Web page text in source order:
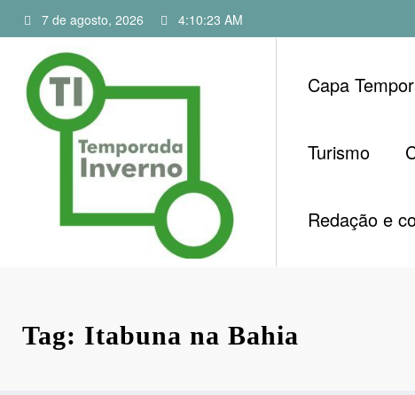
para
conteúdo
7 de agosto, 2026 4:10:24 AM
Capa
Turismo
Redação e
Tag: Itabuna na Bahia